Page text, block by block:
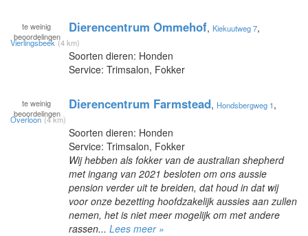
te weinig
beoordelingen
Dierencentrum Ommehof, Kiekuutweg 7,
Vierlingsbeek (4 km)
Soorten dieren: Honden
Service: Trimsalon, Fokker
te weinig
beoordelingen
Dierencentrum Farmstead, Hondsbergweg 1,
Overloon (4 km)
Soorten dieren: Honden
Service: Trimsalon, Fokker
Wij hebben als fokker van de australian shepherd
met ingang van 2021 besloten om ons aussie
pension verder uit te breiden, dat houd in dat wij
voor onze bezetting hoofdzakelijk aussies aan zullen
nemen, het is niet meer mogelijk om met andere
rassen... Lees meer »